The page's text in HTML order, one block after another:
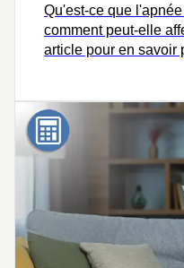
Qu'est-ce que
comment peut-elle
article pour en savoir